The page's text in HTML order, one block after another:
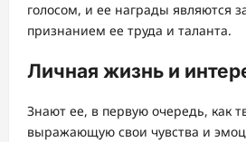
голосом, и ее награды являются
признанием ее труда и таланта.
Личная жизнь и
Знают ее, в первую очередь, как
выражающую свои чувства и